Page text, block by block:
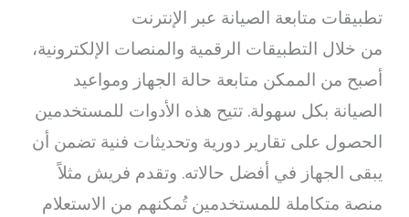
تطبيقات متابعة الصيانة عبر الإنترنت
من خلال التطبيقات الرقمية والمنصات الإلكترونية،
أصبح من الممكن متابعة حالة الجهاز ومواعيد
الصيانة بكل سهولة. تتيح هذه الأدوات للمستخدمين
الحصول على تقارير دورية وتحديثات فنية تضمن أن
يبقى الجهاز في أفضل حالاته. وتقدم فريش مثلاً
منصة متكاملة للمستخدمين تُمكنهم من الاستعلام